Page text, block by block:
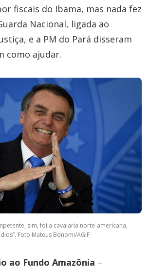
fiscais do Ibama, mas nada fez
Nacional, ligada ao
e a PM do Pará disseram
como ajudar.
sim, foi a cavalaria norte-americana,
Foto Mateus Bonomi/AGIF
ao Fundo Amazônia –